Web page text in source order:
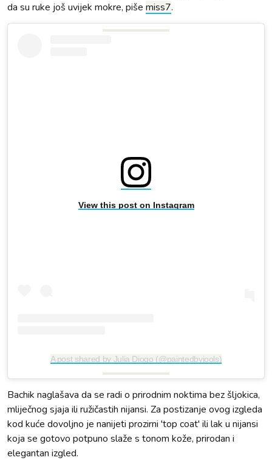
da su ruke još uvijek mokre, piše miss7.
View this post on Instagram
A post shared by Julia Diogo (@paintedbyjools)
Bachik naglašava da se radi o prirodnim noktima bez šljokica,
mliječnog sjaja ili ružičastih nijansi. Za postizanje ovog izgleda
kod kuće dovoljno je nanijeti prozirni 'top coat' ili lak u nijansi
koja se gotovo potpuno slaže s tonom kože, prirodan i
elegantan izgled.